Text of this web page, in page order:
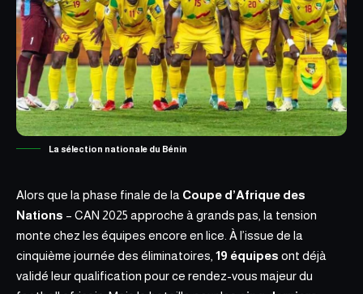
La sélection nationale du Bénin
Alors que la phase finale de la Coupe d’Afrique des
Nations – CAN 2025 approche à grands pas, la tension
monte chez les équipes encore en lice. À l’issue de la
cinquième journée des éliminatoires, 19 équipes ont déjà
validé leur qualification pour ce rendez-vous majeur du